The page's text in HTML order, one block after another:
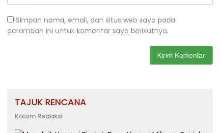
Simpan nama, email, dan situs web saya pada
peramban ini untuk komentar saya berikutnya.
TAJUK RENCANA
Kolom Redaksi